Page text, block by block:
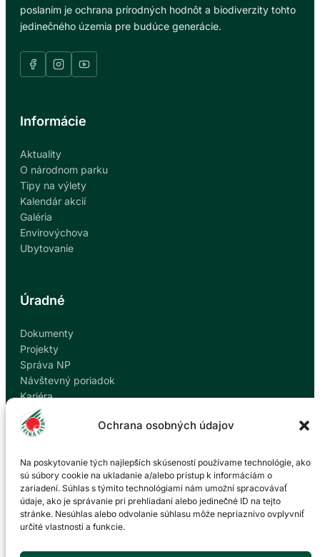
Ochrana osobných údajov
Na poskytovanie tých najlepších skúseností používame technológie, ako
sú súbory cookie na ukladanie a/alebo prístup k informáciám o
zariadení. Súhlas s týmito technológiami nám umožní spracovávať
údaje, ako je správanie pri prehliadaní alebo jedinečné ID na tejto
stránke. Nesúhlas alebo odvolanie súhlasu môže nepriaznivo ovplyvniť
určité vlastnosti a funkcie.
poslaním je ochrana prírodných hodnôt a biodiverzity tohto
jedinečného územia pre budúce generácie.
Informácie
Aktuality
O národnom parku
Tipy na výlety
Kalendár akcií
Galéria
Envirovýchova
Ubytovanie
Úradné
Dokumenty
Projekty
Správa NP
Návštevný poriadok
Kariéra
Kontakty
Ochrana osobných údajov
Kontakt
Správa Národného parku Veľká Fatra so sídlom v